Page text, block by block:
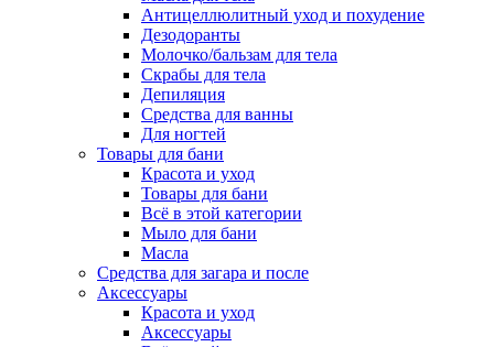
Антицеллюлитный уход и похудение
Дезодоранты
Молочко/бальзам для тела
Скрабы для тела
Депиляция
Средства для ванны
Для ногтей
Товары для бани
Красота и уход
Товары для бани
Всё в этой категории
Мыло для бани
Масла
Средства для загара и после
Аксессуары
Красота и уход
Аксессуары